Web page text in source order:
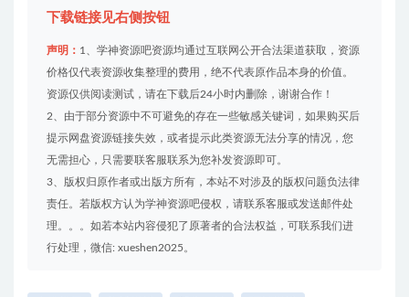
下载链接见右侧按钮
声明： 1、学神资源吧资源均通过互联网公开合法渠道获取，资源
价格仅代表资源收集整理的费用，绝不代表原作品本身的价值。
资源仅供阅读测试，请在下载后24小时内删除，谢谢合作！
2、由于部分资源中不可避免的存在一些敏感关键词，如果购买后
提示网盘资源链接失效，或者提示此类资源无法分享的情况，您
无需担心，只需要联客服联系为您补发资源即可。
3、版权归原作者或出版方所有，本站不对涉及的版权问题负法律
责任。若版权方认为学神资源吧侵权，请联系客服或发送邮件处
理。。。如若本站内容侵犯了原著者的合法权益，可联系我们进
行处理，微信: xueshen2025。